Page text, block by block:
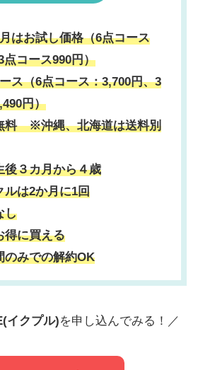
はお試し価格（6点コース
点コース990円）
ス（6点コース：3,700円、3
円）
料 ※沖縄、北海道は送料別
後３カ月から４歳
ルは2か月に1回
し
得に買える
のみでの解約OK
イクプル)を申し込んでみる！／